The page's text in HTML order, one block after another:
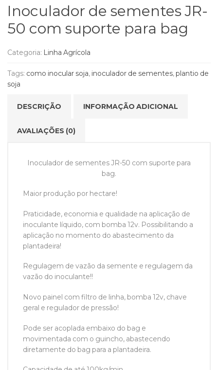
Inoculador de sementes JR-
50 com suporte para bag
Categoria: Linha Agrícola
Tags: como inocular soja, inoculador de sementes,plantio de
soja
DESCRIÇÃO INFORMAÇÃO ADICIONAL
AVALIAÇÕES (0)
Inoculador de sementes JR-50 com suporte para
bag.
Maior produção por hectare!
Praticidade, economia e qualidade na aplicação de
inoculante líquido, com bomba 12v. Possibilitando a
aplicação no momento do abastecimento da
plantadeira!
Regulagem de vazão da semente e regulagem da
vazão do inoculante!!
Novo painel com filtro de linha, bomba 12v, chave
geral e regulador de pressão!
Pode ser acoplada embaixo do bag e
movimentada com o guincho, abastecendo
diretamente do bag para a plantadeira.